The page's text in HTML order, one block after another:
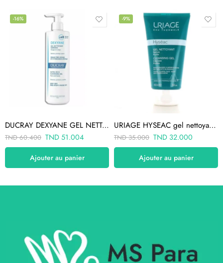
-16%
DUCRAY DEXYANE GEL NETTOYANT SURGRAS 400ML
TND60.400 TND51.004
Ajouter au panier
-9%
URIAGE HYSEAC gel nettoyant 150ML
TND35.000 TND 32.000
Ajouter au panier